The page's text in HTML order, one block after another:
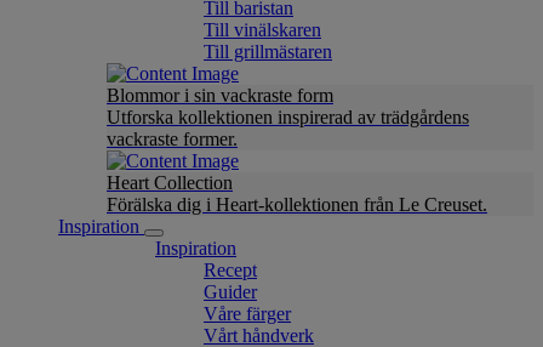
Till baristan
Till vinälskaren
Till grillmästaren
Blommor i sin vackraste form
Utforska kollektionen inspirerad av trädgårdens
vackraste former.
Heart Collection
Förälska dig i Heart-kollektionen från Le Creuset.
Inspiration
Inspiration
Recept
Guider
Våre färger
Vårt håndverk